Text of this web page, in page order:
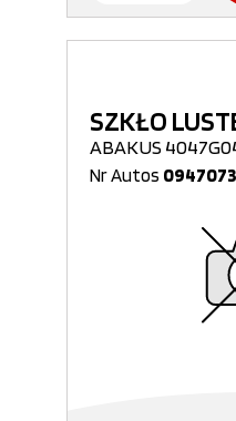
SZKŁO
ABAKUS
Nr Autos 0947073